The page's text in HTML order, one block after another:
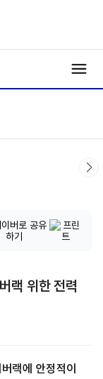
랙 위한 전력
랙에 안정적이